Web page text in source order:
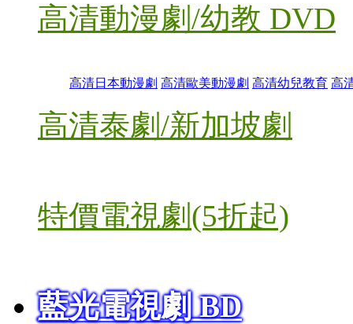
高清動漫劇/幼教 DVD
高清日本動漫劇 高清歐美動漫劇 高清幼兒教育 高
高清泰劇/新加坡劇
特價電視劇(5折起)
藍光電視劇 BD